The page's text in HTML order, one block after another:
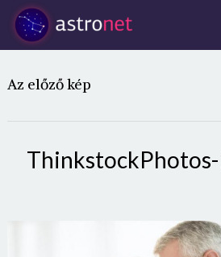
Az előző kép